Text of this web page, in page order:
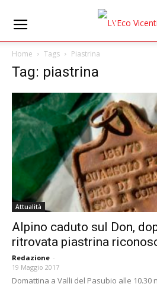
Home Tags Piastrina
Tag: piastrina
Attualità
Alpino caduto sul Don,
ritrovata piastrina
Redazione -
19 Maggio 2017
Domattina a Valli del Pasubio alle 10.30